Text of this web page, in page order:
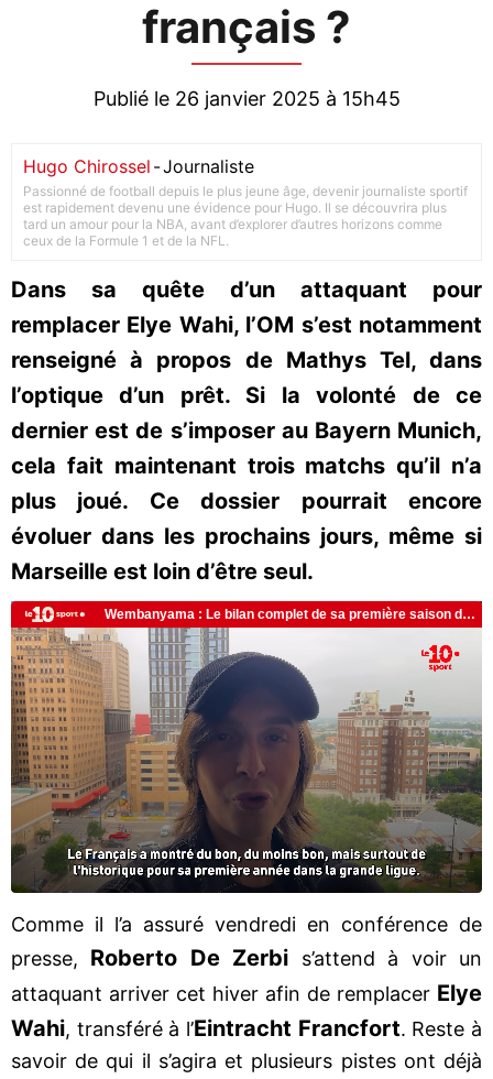
français ?
Publié le 26 janvier 2025 à 15h45
Hugo Chirossel -Journaliste
Passionné de football depuis le plus jeune âge, devenir journaliste sportif
est rapidement devenu une évidence pour Hugo. Il se découvrira plus
tard un amour pour la NBA, avant d’explorer d’autres horizons comme
ceux de la Formule 1 et de la NFL.
Dans sa quête d’un attaquant pour
remplacer Elye Wahi, l’OM s’est notamment
renseigné à propos de Mathys Tel, dans
l’optique d’un prêt. Si la volonté de ce
dernier est de s’imposer au Bayern Munich,
cela fait maintenant trois matchs qu’il n’a
plus joué. Ce dossier pourrait encore
évoluer dans les prochains jours, même si
Marseille est loin d’être seul.
Comme il l’a assuré vendredi en conférence de
presse, Roberto De Zerbi s’attend à voir un
attaquant arriver cet hiver afin de remplacer Elye
Wahi, transféré à l’Eintracht Francfort. Reste à
savoir de qui il s’agira et plusieurs pistes ont déjà